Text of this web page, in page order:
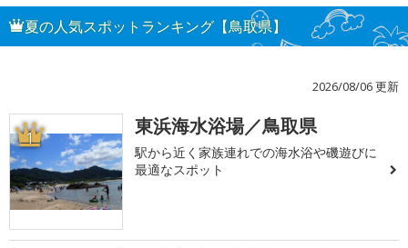
夏の人気スポットランキング【鳥取県】
2026/08/06 更新
1 東浜海水浴場／鳥取県
駅から近く家族連れでの海水浴や磯遊びに
最適なスポット